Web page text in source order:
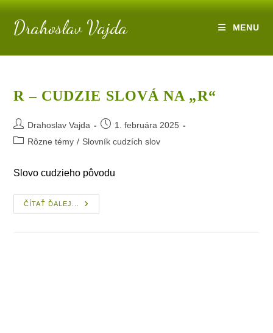
contentDrahoslav Vajda MENU
R – CUDZIE SLOVÁ NA „R“
Post
author:
Drahoslav Vajda
Post
published:
1. februára 2025
PostRôzne témy / Slovník cudzích slov
Slovo cudzieho pôvodu
ČÍTAŤ ĎALEJ...
R
–